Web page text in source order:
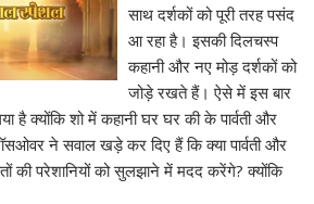
साथ दर्शकों को पूरी तरह पसंद
आ रहा है। इसकी दिलचस्प
कहानी और नए मोड़ दर्शकों को
जोड़े रखते हैं। ऐसे में इस बार
है क्योंकि शो में कहानी घर घर की के पार्वती और
ने सवाल खड़े कर दिए हैं कि क्या पार्वती और
की परेशानियों को सुलझाने में मदद करेंगे? क्योंकि